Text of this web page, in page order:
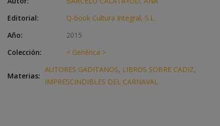
Editorial:
Q-book Cultura Integral, S.L.
Año:
2015
Colección:
< Genérica >
Materias:
AUTORES GADITANOS, LIBROS SOBRE CADIZ,
IMPRESCINDIBLES DEL CARNAVAL